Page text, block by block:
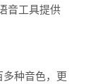
音工具提供
种音色，更